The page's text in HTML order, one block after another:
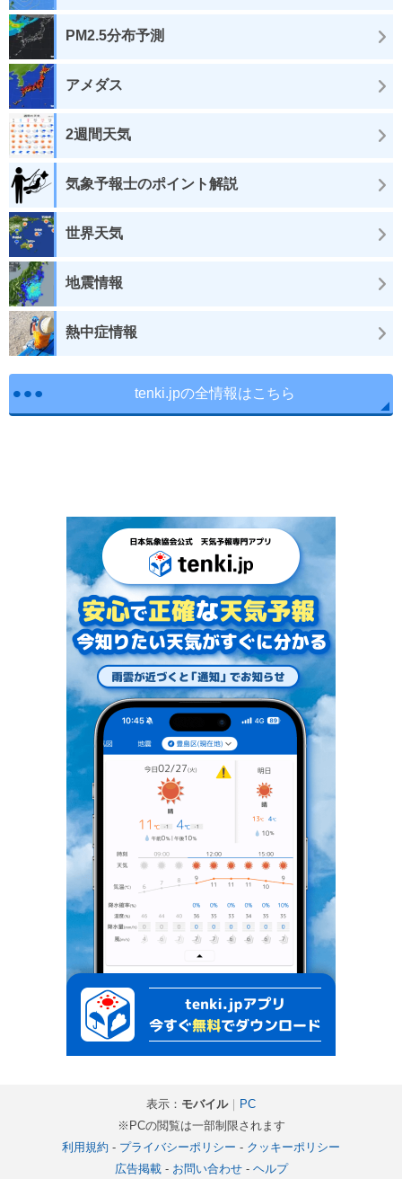
PM2.5分布予測
アメダス
2週間天気
気象予報士のポイント解説
世界天気
地震情報
熱中症情報
tenki.jpの全情報はこちら
表示： モバイル｜ PC
※PCの閲覧は一部制限されます
利用規約 - プライバシーポリシー - クッキーポリシー
広告掲載- お問い合わせ- ヘルプ